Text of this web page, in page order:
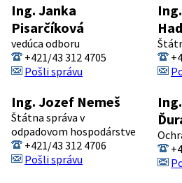
Ing. Janka
Pisarčíková
vedúca odboru
+421/43 312 4705
Pošli správu
Ing. Jozef Nemeš
Štátna správa v
odpadovom hospodárstve
+421/43 312 4706
Pošli správu